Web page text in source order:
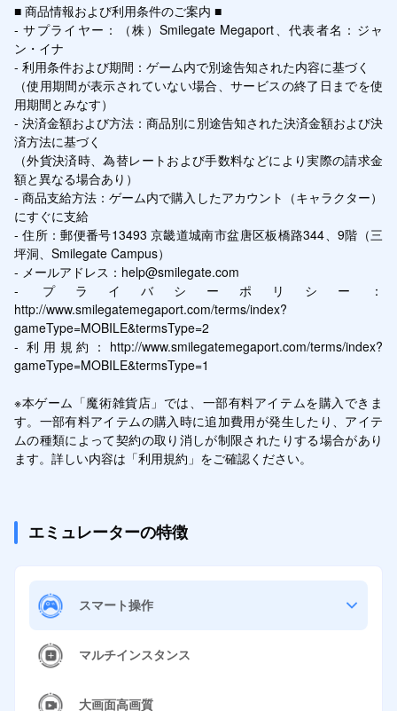
■ 商品情報および利用条件のご案内 ■
- サプライヤー：（株）Smilegate Megaport、代表者名：ジャ
ン・イナ
- 利用条件および期間：ゲーム内で別途告知された内容に基づく
（使用期間が表示されていない場合、サービスの終了日までを使
用期間とみなす）
- 決済金額および方法：商品別に別途告知された決済金額および決
済方法に基づく
（外貨決済時、為替レートおよび手数料などにより実際の請求金
額と異なる場合あり）
- 商品支給方法：ゲーム内で購入したアカウント（キャラクター）
にすぐに支給
- 住所：郵便番号13493 京畿道城南市盆唐区板橋路344、9階（三
坪洞、Smilegate Campus）
- メールアドレス：help@smilegate.com
- プライバシーポリシー：
http://www.smilegatemegaport.com/terms/index?
gameType=MOBILE&termsType=2
- 利用規約：http://www.smilegatemegaport.com/terms/index?
gameType=MOBILE&termsType=1
※本ゲーム「魔術雑貨店」では、一部有料アイテムを購入できま
す。一部有料アイテムの購入時に追加費用が発生したり、アイテ
ムの種類によって契約の取り消しが制限されたりする場合があり
ます。詳しい内容は「利用規約」をご確認ください。
エミュレーターの特徴
スマート操作
マルチインスタンス
大画面高画質